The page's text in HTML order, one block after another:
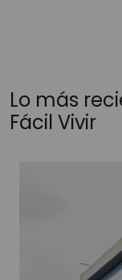
Lo más
Fácil Vivir